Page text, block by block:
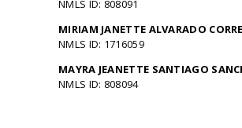
NMLS ID: 808091
MIRIAM JANETTE ALVARADO
NMLS ID: 1716059
MAYRA JEANETTE SANTIAGO
NMLS ID: 808094